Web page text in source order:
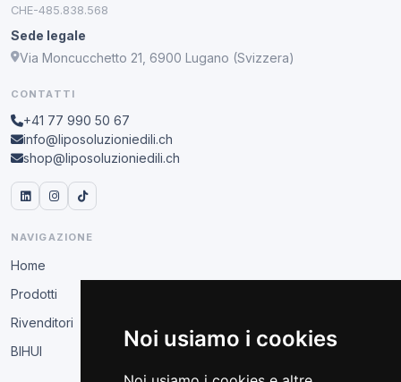
Noi usiamo i cookies
CHE-485.838.568
Sede legale
Via Moncucchetto 21, 6900 Lugano (Svizzera)
CONTATTI
+41 77 990 50 67
info@liposoluzioniedili.ch
shop@liposoluzioniedili.ch
NAVIGAZIONE
Home
Prodotti
Rivenditori
BIHUI